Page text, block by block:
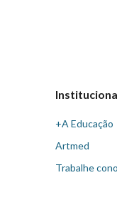
+A Educação
Artmed
Trabalhe